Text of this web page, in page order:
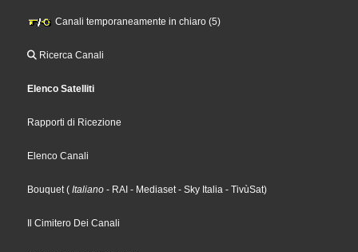
Canali temporaneamente in chiaro (5)
Ricerca Canali
Elenco Satelliti
Rapporti di Ricezione
Elenco Canali
Bouquet( Italiano - RAI - Mediaset- Sky Italia - TivùSat)
Il Cimitero Dei Canali